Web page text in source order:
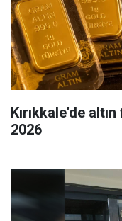
Kırıkkale'de
2026